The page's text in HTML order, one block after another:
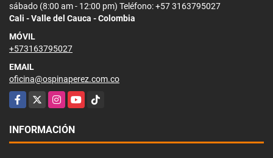
sábado (8:00 am - 12:00 pm) Teléfono: +57 3163795027
Cali - Valle del Cauca - Colombia
MÓVIL
+573163795027
EMAIL
oficina@ospinaperez.com.co
Facebook
X InstagramYouTubeTikTok
INFORMACIÓN